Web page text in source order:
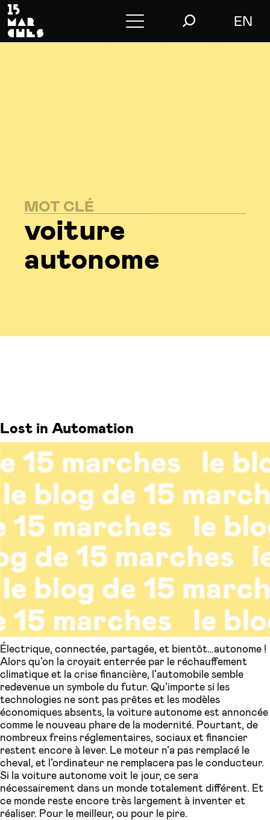
EN
Store
MOT CLÉ
voiture
autonome
Lost in Automation
Électrique, connectée, partagée, et bientôt…autonome !
Alors qu’on la croyait enterrée par le réchauffement
climatique et la crise financière, l’automobile semble
redevenue un symbole du futur. Qu’importe si les
technologies ne sont pas prêtes et les modèles
économiques absents, la voiture autonome est annoncée
comme le nouveau phare de la modernité. Pourtant, de
nombreux freins réglementaires, sociaux et financier
restent encore à lever. Le moteur n’a pas remplacé le
cheval, et l’ordinateur ne remplacera pas le conducteur.
Si la voiture autonome voit le jour, ce sera
nécessairement dans un monde totalement différent. Et
ce monde reste encore très largement à inventer et
réaliser. Pour le meilleur, ou pour le pire.